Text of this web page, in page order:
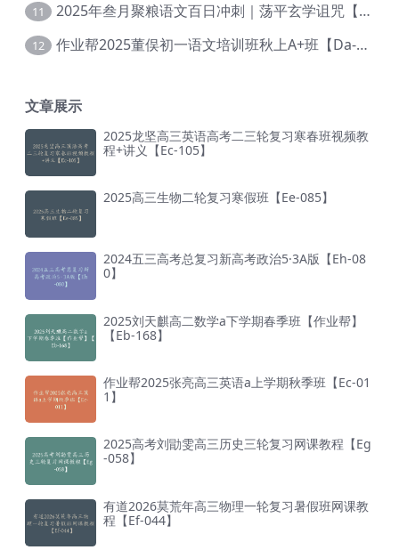
11 2025年叁月聚粮语文百日冲刺｜荡平玄学诅咒【Ea-001】
12 作业帮2025董俣初一语文培训班秋上A+班【Da-038】
文章展示
2025龙坚高三英语高考二三轮复习寒春班视频教
程+讲义【Ec-105】
2025高三生物二轮复习寒假班【Ee-085】
2024五三高考总复习新高考政治5·3A版【Eh-08
0】
2025刘天麒高二数学a下学期春季班【作业帮】
【Eb-168】
作业帮2025张亮高三英语a上学期秋季班【Ec-01
1】
2025高考刘勖雯高三历史三轮复习网课教程【Eg
-058】
有道2026莫荒年高三物理一轮复习暑假班网课教
程【Ef-044】